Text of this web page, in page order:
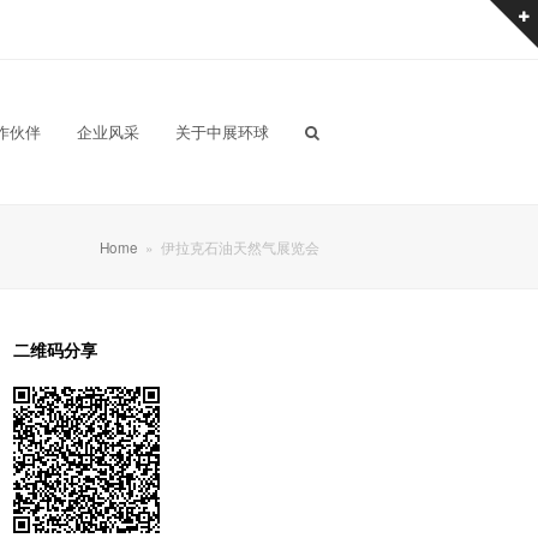
伙伴 企业风采 关于中展环球
Home » 伊拉克石油天然气展览会
二维码分享